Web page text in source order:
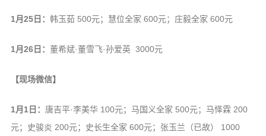
1月25日： 韩玉茹 500元；慧位全家 600元；庄毅全家 600元
1月26日： 董希斌·董雪飞·孙爱英 3000元
【现场微信】
1月1日： 唐吉平·李美华 100元；马国义全家 500元；马怿霖 200
元；史骏炎 200元；史长生全家 600元；张玉兰（已故） 1000